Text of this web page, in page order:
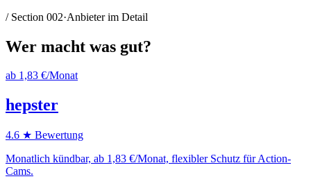
/ Section 002·Anbieter im Detail
Wer macht was gut?
ab 1,83 €/Monat
hepster
4.6 ★ Bewertung
Monatlich kündbar, ab 1,83 €/Monat, flexibler Schutz für Action-
Cams.